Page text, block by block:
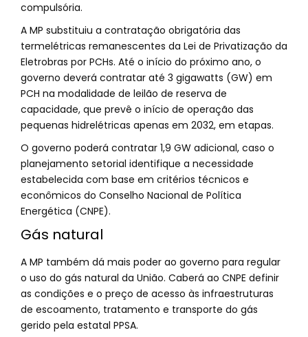
compulsória.
A MP substituiu a contratação obrigatória das
termelétricas remanescentes da Lei de Privatização da
Eletrobras por PCHs. Até o início do próximo ano, o
governo deverá contratar até 3 gigawatts (GW) em
PCH na modalidade de leilão de reserva de
capacidade, que prevê o início de operação das
pequenas hidrelétricas apenas em 2032, em etapas.
O governo poderá contratar 1,9 GW adicional, caso o
planejamento setorial identifique a necessidade
estabelecida com base em critérios técnicos e
econômicos do Conselho Nacional de Política
Energética (CNPE).
Gás natural
A MP também dá mais poder ao governo para regular
o uso do gás natural da União. Caberá ao CNPE definir
as condições e o preço de acesso às infraestruturas
de escoamento, tratamento e transporte do gás
gerido pela estatal PPSA.